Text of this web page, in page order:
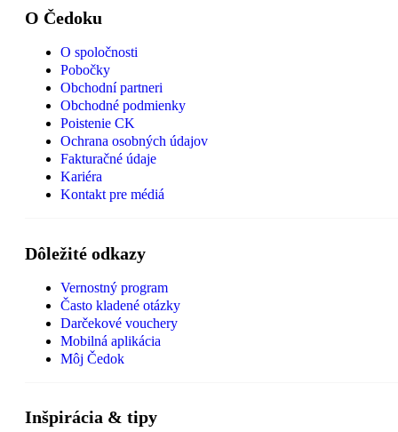
O Čedoku
O spoločnosti
Pobočky
Obchodní partneri
Obchodné podmienky
Poistenie CK
Ochrana osobných údajov
Fakturačné údaje
Kariéra
Kontakt pre médiá
Dôležité odkazy
Vernostný program
Často kladené otázky
Darčekové vouchery
Mobilná aplikácia
Môj Čedok
Inšpirácia & tipy